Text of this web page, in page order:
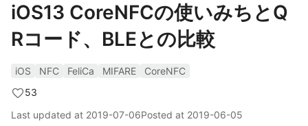
iOS13 CoreNFCの使いみちとQ
Rコード、BLEとの比較
iOS NFC FeliCa MIFARE
CoreNFC
53
Last updated at 2019-07-06Posted at 2019-06-05